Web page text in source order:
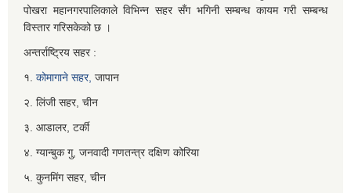
पोखरा महानगरपालिकाले विभिन्न सहर सँग भगिनी सम्बन्ध कायम गरी सम्बन्ध
विस्तार गरिसकेको छ ।
अन्तर्राष्ट्रिय सहर :
१. कोमागाने सहर, जापान
२. लिंजी सहर, चीन
३. आडालर, टर्की
४. ग्यान्बुक गु, जनवादी गणतन्त्र दक्षिण कोरिया
५. कुनमिंग सहर, चीन